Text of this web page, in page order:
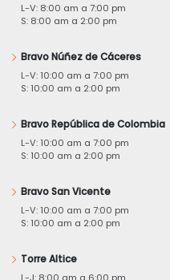
L-V: 8:00 am a 7:00 pm
S: 8:00 am a 2:00 pm
Bravo Núñez de Cáceres
L-V: 10:00 am a 7:00 pm
S: 10:00 am a 2:00 pm
Bravo República de Colombia
L-V: 10:00 am a 7:00 pm
S: 10:00 am a 2:00 pm
Bravo San Vicente
L-V: 10:00 am a 7:00 pm
S: 10:00 am a 2:00 pm
Torre Altice
L-J: 8:00 am a 6:00 pm